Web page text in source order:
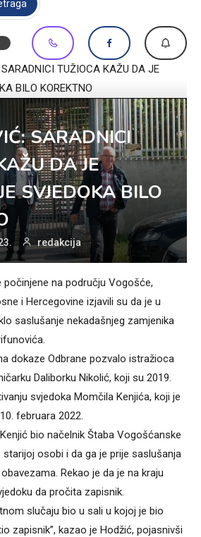
TUŽIOCA KAŽU DA JE
BILO KOREKTNO
SARADNICI
DA JE
SVJEDOKA BILO
redakcija
na području Vogošće,
i Hercegovine izjavili su da je u
saslušanje nekadašnjeg zamjenika
dokaze Odbrane pozvalo istražioca
Daliborku Nikolić, koji su 2019.
svjedoka Momčila Kenjića, koji je
februara 2022.
bio načelnik Štaba Vogošćanske
osobi i da ga je prije saslušanja
Rekao je da je na kraju
da pročita zapisnik.
slučaju bio u sali u kojoj je bio
zapisnik”, kazao je Hodžić, pojasnivši